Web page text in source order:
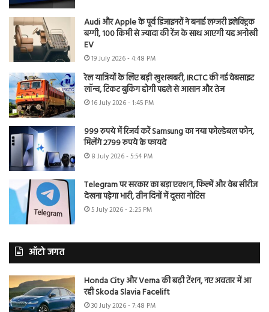
Audi और Apple के पूर्व डिजाइनरों ने बनाई लग्जरी इलेक्ट्रिक
बग्गी, 100 किमी से ज्यादा की रेंज के साथ आएगी यह अनोखी
EV
19 July 2026 - 4:48 PM
रेल यात्रियों के लिए बड़ी खुशखबरी, IRCTC की नई वेबसाइट
लॉन्च, टिकट बुकिंग होगी पहले से आसान और तेज
16 July 2026 - 1:45 PM
999 रुपये में रिजर्व करें Samsung का नया फोल्डेबल फोन,
मिलेंगे 2799 रुपये के फायदे
8 July 2026 - 5:54 PM
Telegram पर सरकार का बड़ा एक्शन, फिल्में और वेब सीरीज
देखना पड़ेगा भारी, तीन दिनों में दूसरा नोटिस
5 July 2026 - 2:25 PM
ऑटो जगत
Honda City और Verna की बढ़ी टेंशन, नए अवतार में आ
रही Skoda Slavia Facelift
30 July 2026 - 7:48 PM